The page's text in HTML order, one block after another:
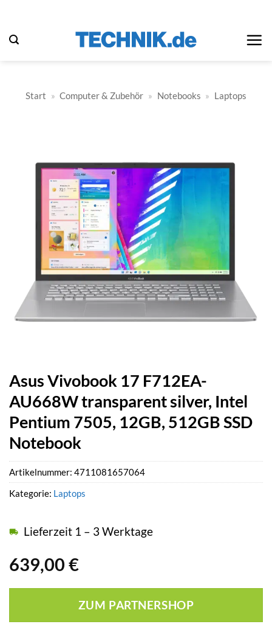
springen
Start » Computer & Zubehör » Notebooks » Laptops
Asus Vivobook 17 F712EA-
AU668W transparent silver, Intel
Pentium 7505, 12GB, 512GB SSD
Notebook
639,00 €
Lieferzeit 1 – 3 Werktage
ZUM PARTNERSHOP
Artikelnummer: 4711081657064
Kategorie: Laptops